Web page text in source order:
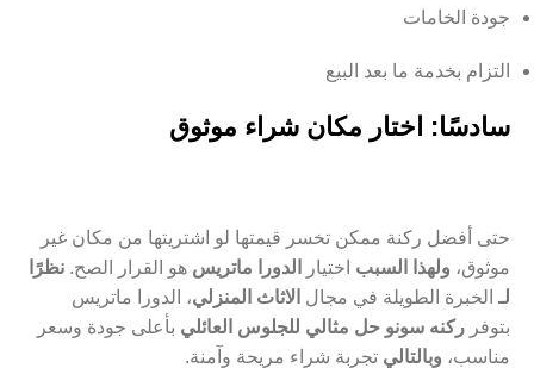
جودة الخامات
التزام بخدمة ما بعد البيع
سادسًا: اختار مكان شراء موثوق
حتى أفضل ركنة ممكن تخسر قيمتها لو اشتريتها من مكان غير
موثوق، ولهذا السبب اختيار الدورا ماتريس هو القرار الصح. نظرًا
لـ الخبرة الطويلة في مجال الاثاث المنزلي، الدورا ماتريس
بتوفر ركنه سونو حل مثالي للجلوس العائلي بأعلى جودة وسعر
مناسب، وبالتالي تجربة شراء مريحة وآمنة.